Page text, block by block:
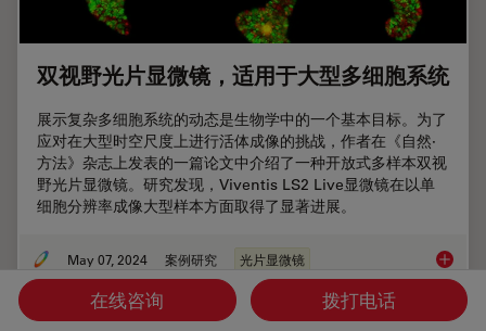
双视野光片显微镜，适用于大型多细胞系统
展示复杂多细胞系统的动态是生物学中的一个基本目标。为了
应对在大型时空尺度上进行活体成像的挑战，作者在《自然·
方法》杂志上发表的一篇论文中介绍了一种开放式多样本双视
野光片显微镜。研究发现，Viventis LS2 Live显微镜在以单
细胞分辨率成像大型样本方面取得了显著进展。
May 07, 2024 案例研究 光片显微镜 双视野
在线咨询 拨打电话